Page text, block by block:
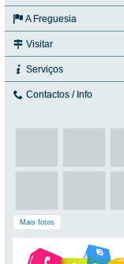
A Freguesia
Visitar
Serviços
Contactos / Info
Mais fotos